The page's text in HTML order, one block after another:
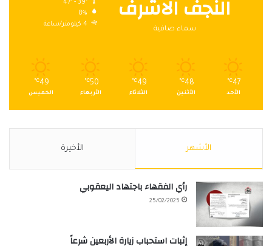
النجف الاشرف
سماء صافية
8%
4 كيلومتر/ساعة
47
℃
الأحد
48
℃
الأثنين
49
℃
الثلاثاء
50
℃
الأربعاء
49
℃
الخميس
الأشهر الأخيرة
رأي الفقهاء باجتهاد اليعقوبي
25/02/2025
إثبات استحباب زيارة الأربعين شرعاً